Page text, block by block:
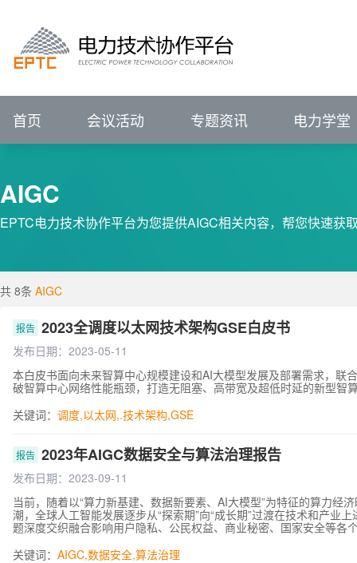
集需求库、成果库、专家库于一体的协同
IEEE PES China Satellite Technical Committee - Transmission &
IEEE PES China Satellite Technical Committee - Power System
电力技术协作平台
新闻资讯
促进专业技术发展
电力专题
首页 会议活动 专题资讯 电力学堂
AIGC
EPTC电力技术协作平台为您提供AIGC相关内容，帮您快速
共 8条 AIGC
报告 2023全调度以太网技术架构GSE白皮书
发布日期：2023-05-11
本白皮书面向未来智算中心规模建设和AI大模型发展及部署需求，
破智算中心网络性能瓶颈，打造无阻塞、高带宽及超低时延的新型智
关键词： 调度,以太网,.技术架构,GSE
报告 2023年AIGC数据安全与算法治理报告
发布日期：2023-09-11
当前，随着以“算力新基建、数据新要素、AI大模型”为特征的算力
潮，全球人工智能发展逐步从“探索期”向“成长期”过渡在技术和产业
题深度交织融合影响用户隐私、公民权益、商业秘密、国家安全等
和最新动态，基于全球相关治理实践和我国实际情况，构建了AIGC
关键词： AIGC,数据安全,算法治理